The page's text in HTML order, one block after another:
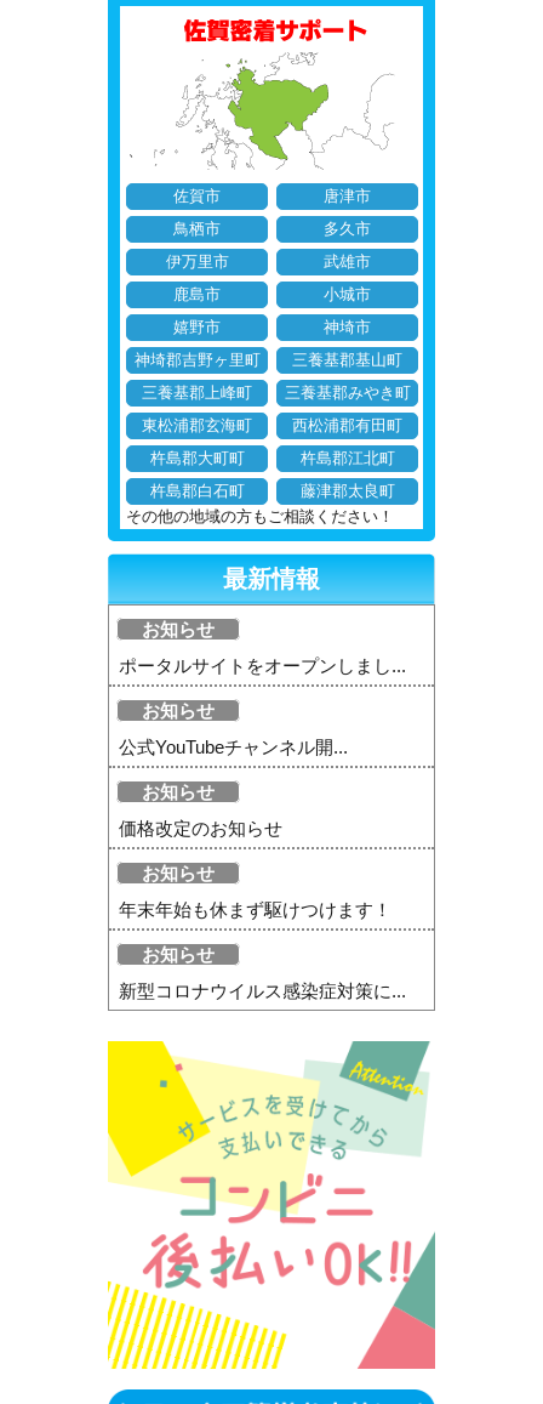
佐賀市
唐津市
鳥栖市
多久市
伊万里市
武雄市
鹿島市
小城市
嬉野市
神埼市
神埼郡吉野ヶ里町
三養基郡基山町
三養基郡上峰町
三養基郡みやき町
東松浦郡玄海町
西松浦郡有田町
杵島郡大町町
杵島郡江北町
杵島郡白石町
藤津郡太良町
その他の地域の方もご相談ください！
最新情報
お知らせ
ポータルサイトをオープンしまし...
お知らせ
公式YouTubeチャンネル開...
お知らせ
価格改定のお知らせ
お知らせ
年末年始も休まず駆けつけます！
お知らせ
新型コロナウイルス感染症対策に...